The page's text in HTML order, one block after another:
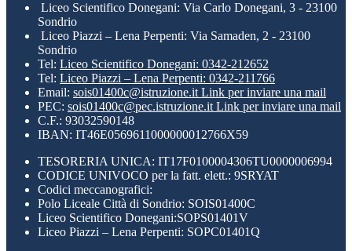
Liceo Scientifico Donegani: Via Carlo Donegani, 3 - 23100
Sondrio
Liceo Piazzi – Lena Perpenti: Via Samaden, 2 - 23100
Sondrio
Tel: Liceo Scientifico Donegani: 0342-212652
Tel: Liceo Piazzi – Lena Perpenti: 0342-211766
Email: sois01400c@istruzione.it Link per inviare una mail
PEC: sois01400c@pec.istruzione.it Link per inviare una mail
C.F.: 93032590148
IBAN: IT46E0569611000000012766X59
TESORERIA UNICA: IT17F0100004306TU0000006994
CODICE UNIVOCO per la fatt. elett.: 9SRYAT
Codici meccanografici:
Polo Liceale Città di Sondrio: SOIS01400C
Liceo Scientifico Donegani:SOPS01401V
Liceo Piazzi – Lena Perpenti: SOPC01401Q